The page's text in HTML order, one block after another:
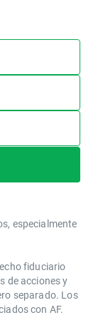
especialmente
fiduciario
de acciones y
separado. Los
con AF.